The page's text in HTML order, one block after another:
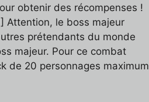
obtenir des récompenses !
Attention, le boss majeur
prétendants du monde
majeur. Pour ce combat
de 20 personnages maximum